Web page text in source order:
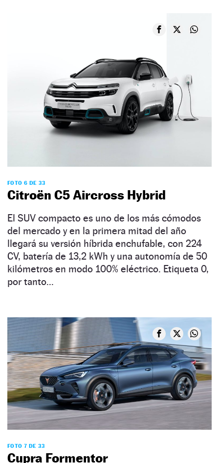
FOTO 6 DE 33
Citroën C5 Aircross Hybrid
El SUV compacto es uno de los más cómodos
del mercado y en la primera mitad del año
llegará su versión híbrida enchufable, con 224
CV, batería de 13,2 kWh y una autonomía de 50
kilómetros en modo 100% eléctrico. Etiqueta 0,
por tanto...
FOTO 7 DE 33
Cupra Formentor